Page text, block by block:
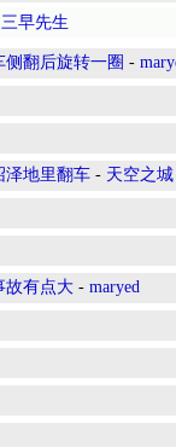
三早先生
翻后旋转一圈 -
泽地里翻车 - 天空之城
故有点大 - maryed